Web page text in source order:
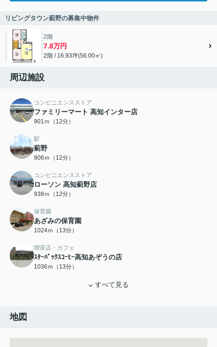
リビングタウン薊野の募集中物件
2階
7.8万円
2階 / 16.93坪(56.00㎡)
周辺施設
コンビニエンスストア
ファミリーマート 高知インター店
901ｍ（12分）
駅
薊野
906ｍ（12分）
コンビニエンスストア
ローソン 高知薊野店
938ｍ（12分）
保育園
あざみの保育園
1024ｍ（13分）
喫茶店・カフェ
ｽﾀｰﾊﾞｯｸｽｺｰﾋｰ高知あぞうの店
1036ｍ（13分）
すべて見る
地図